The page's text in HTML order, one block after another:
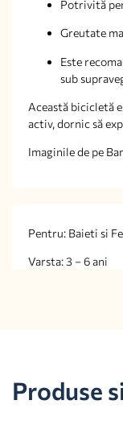
Potrivită
Greutate
Este
sub
Această bicicletă
activ, dornic să
Imaginile de pe
Pentru: Baieti si
Varsta: 3 – 6 ani
Produse